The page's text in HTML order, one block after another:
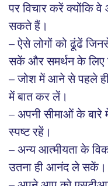
पर विचार करें क्योंकि
सकते हैं।
– ऐसे लोगों को ढूंढें
सकें और समर्थन के लिए
– जोश में आने से पहले
में बात कर लें।
– अपनी सीमाओं के
स्पष्ट रहें।
– अन्य आत्मीयता के
उतना ही आनंद ले सकें।